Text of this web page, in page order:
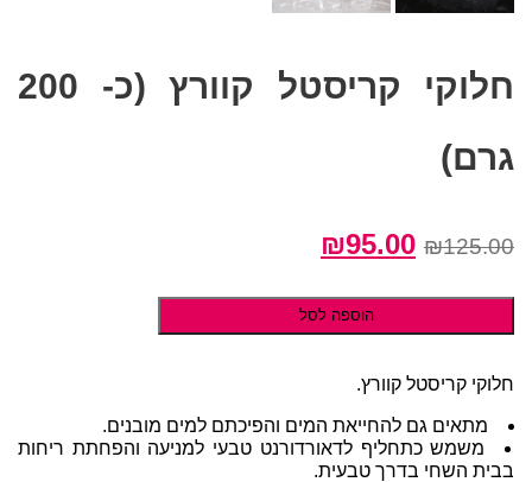
חלוקי קריסטל קוורץ (כ- 200
גרם)
₪125.00
המחיר
היה:
₪125.00.
₪95.00
הוא:
₪95.00.
הוספה לסל
חלוקי קריסטל קוורץ.
מתאים גם להחייאת המים והפיכתם למים מובנים.
משמש כתחליף לדאורדורנט טבעי למניעה והפחתת ריחות
בבית השחי בדרך טבעית.